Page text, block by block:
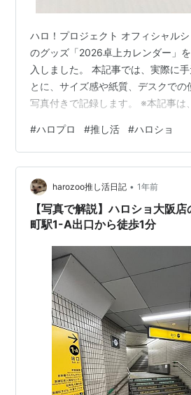
ハロ！プロジェクト オフィシャルシ
のグッズ「2026卓上カレンダー」
入しました。 本記事では、実際に
とに、サイズ感や紙質、デスクでの
写真付きで記録します。 ※本記事は
ョ「2026卓上カレンダー」 商品概
サイズ・仕様 使用してみて感じた
卓上カレンダー」 なぜか今年は卓
会に恵まれず、何が良いものはない
た。 その中でたどり着いたのが、
た「2026卓上カ…
#ハロプロ #推し活 #ハロショ
harozoo推し活日記 • 1年前
【写真で解説】ハロショ大阪
町駅1-A出口から徒歩1分